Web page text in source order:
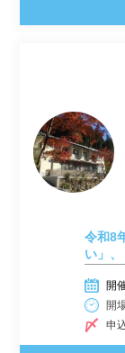
令和8
い」
開
開
申